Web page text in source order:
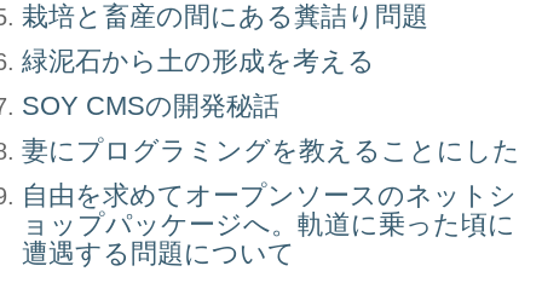
栽培と畜産の間にある糞詰り問題
緑泥石から土の形成を考える
SOY CMSの開発秘話
妻にプログラミングを教えることにした
自由を求めてオープンソースのネットシ
ョップパッケージへ。軌道に乗った頃に
遭遇する問題について